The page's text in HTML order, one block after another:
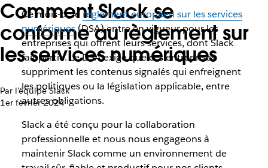
Comment Slack se
conforme au règlement sur
les services numériques
Par l’équipe Slack
1er février 2024
Ce mois-ci, lerèglement européen sur les services
numériques(DSA) entre en vigueur pour les
entreprises qui offrent leurs services, dont Slack
fait partie. Le DSA exige que ces entreprises
suppriment les contenus signalés qui enfreignent
les politiques ou la législation applicable, entre
autres obligations.
Slack a été conçu pour la collaboration
professionnelle et nous nous engageons à
maintenir Slack comme un environnement de